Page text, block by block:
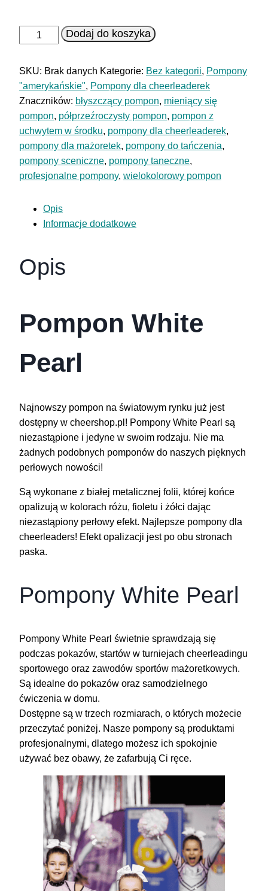
ilość
Dodaj do koszyka
SKU: Brak danych Kategorie: Bez kategorii, Pompony
"amerykańskie", Pompony dla cheerleaderek
Znaczników: błyszczący pompon, mieniący się
pompon, półprzeźroczysty pompon, pompon z
uchwytem w środku, pompony dla cheerleaderek,
pompony dla mażoretek, pompony do tańczenia,
pompony sceniczne, pompony taneczne,
profesjonalne pompony, wielokolorowy pompon
Opis
Informacje dodatkowe
Opis
Pompon White
Pearl
Najnowszy pompon na światowym rynku już jest
dostępny w cheershop.pl! Pompony White Pearl są
niezastąpione i jedyne w swoim rodzaju. Nie ma
żadnych podobnych pomponów do naszych pięknych
perłowych nowości!
Są wykonane z białej metalicznej folii, której końce
opalizują w kolorach różu, fioletu i żółci dając
niezastąpiony perłowy efekt. Najlepsze pompony dla
cheerleaders! Efekt opalizacji jest po obu stronach
paska.
Pompony White Pearl
Pompony White Pearl świetnie sprawdzają się
podczas pokazów, startów w turniejach cheerleadingu
sportowego oraz zawodów sportów mażoretkowych.
Są idealne do pokazów oraz samodzielnego
ćwiczenia w domu.
Dostępne są w trzech rozmiarach, o których możecie
przeczytać poniżej. Nasze pompony są produktami
profesjonalnymi, dlatego możesz ich spokojnie
używać bez obawy, że zafarbują Ci ręce.